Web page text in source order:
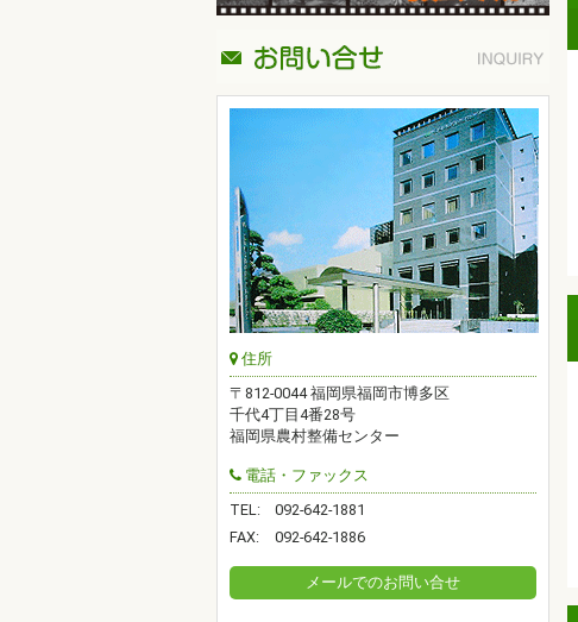
住所
〒812-0044 福岡県福岡市博多区
千代4丁目4番28号
福岡県農村整備センター
電話・ファックス
TEL:
092-642-1881
FAX:
092-642-1886
メールでのお問い合せ